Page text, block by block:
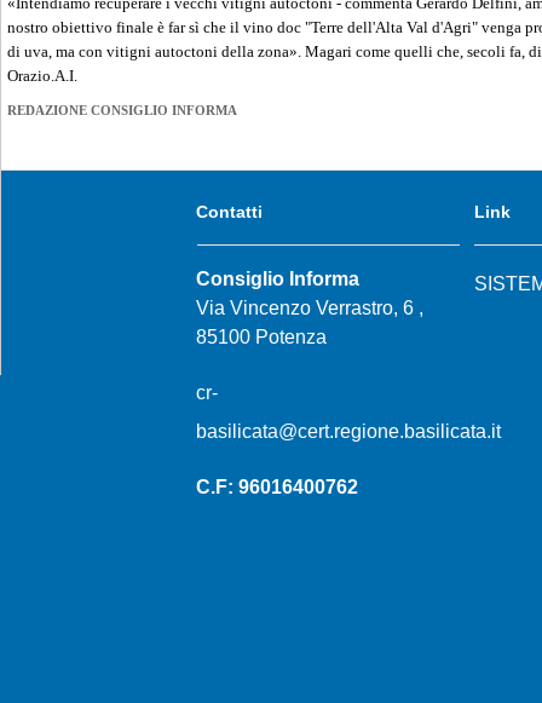
nostro obiettivo finale è far sì che il vino doc "Terre dell'Alta Val d'Agri" venga
di uva, ma con vitigni autoctoni della zona». Magari come quelli che, secoli fa,
Orazio.A.I.
REDAZIONE CONSIGLIO INFORMA
Contatti
Consiglio Informa
Via Vincenzo Verrastro, 6 ,
85100 Potenza
cr-
basilicata@cert.regione.basilicata.it
C.F: 96016400762
Link